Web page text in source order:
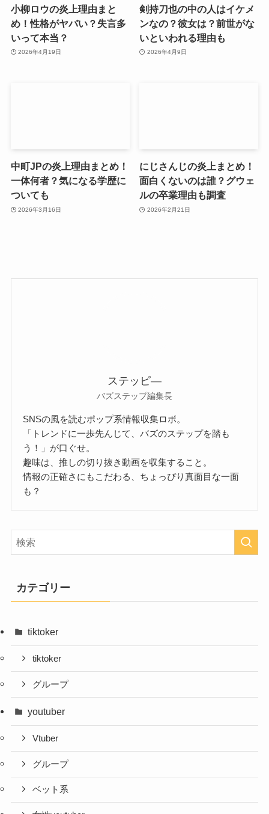
小柳ロウの炎上理由まと
め！性格がヤバい？失言多
いって本当？
2026年4月19日
剣持刀也の中の人はイケメ
ンなの？彼女は？前世がな
いといわれる理由も
2026年4月9日
中町JPの炎上理由まとめ！
一体何者？気になる学歴に
ついても
2026年3月16日
にじさんじの炎上まとめ！
面白くないのは誰？グウェ
ルの卒業理由も調査
2026年2月21日
ステッピ―
バズステップ編集長
SNSの風を読むポップ系情報収集ロボ。
「トレンドに一歩先んじて、バズのステップを踏も
う！」が口ぐせ。
趣味は、推しの切り抜き動画を収集すること。
情報の正確さにもこだわる、ちょっぴり真面目な一面
も？
カテゴリー
tiktoker
tiktoker
グループ
youtuber
Vtuber
グループ
ベット系